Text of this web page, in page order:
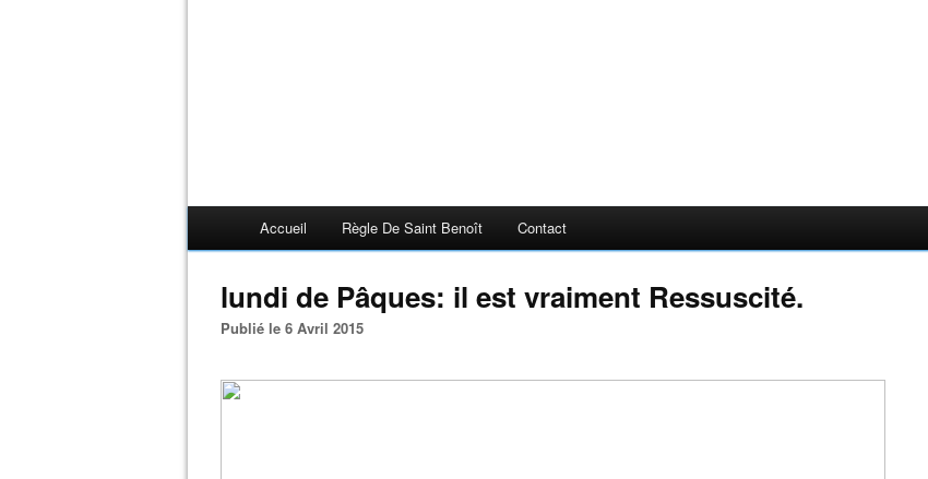
Accueil Règle De Saint Benoît Contact
lundi de Pâques: il est vraiment Ressuscité.
Publié le 6 Avril 2015